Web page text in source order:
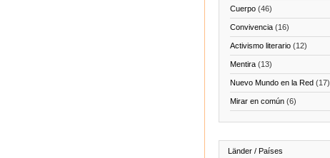
Cuerpo(46)
Convivencia(16)
Activismo literario(12)
Mentira(13)
Nuevo Mundo en la Red(17)
Mirar en común(6)